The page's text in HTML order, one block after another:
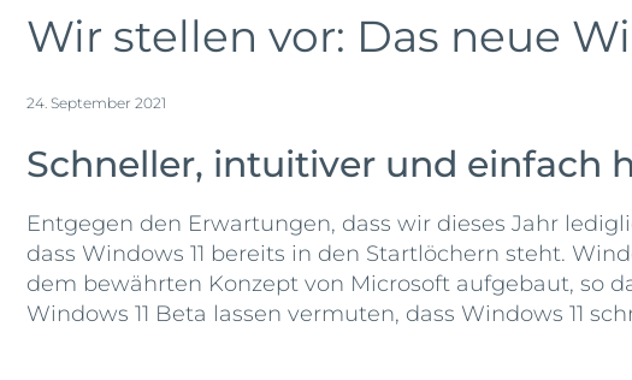
Outsourcing
Cloud
Schweiz
Wir stellen vor: Das neue
24. September 2021
Schneller, intuitiver und einfach
Entgegen den Erwartungen, dass wir dieses Jahr
dass Windows 11 bereits in den Startlöchern steht.
dem bewährten Konzept von Microsoft aufgebaut, so
Windows 11 Beta lassen vermuten, dass Windows 11